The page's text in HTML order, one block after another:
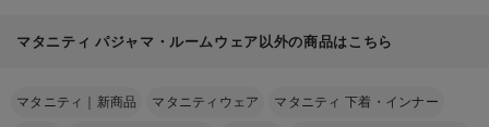
マタニティ パジャマ・ルームウェア以外の商品はこちら
マタニティ｜新商品 マタニティウェア マタニティ 下着・インナー